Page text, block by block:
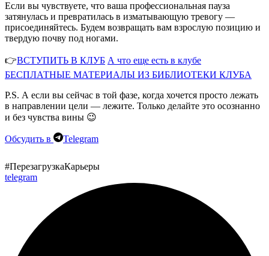
Если вы чувствуете, что ваша профессиональная пауза
затянулась и превратилась в изматывающую тревогу —
присоединяйтесь. Будем возвращать вам взрослую позицию и
твердую почву под ногами.
👉ВСТУПИТЬ В КЛУБ А что еще есть в клубе
БЕСПЛАТНЫЕ МАТЕРИАЛЫ ИЗ БИБЛИОТЕКИ КЛУБА
P.S. А если вы сейчас в той фазе, когда хочется просто лежать
в направлении цели — лежите. Только делайте это осознанно
и без чувства вины 😉
Обсудить в Telegram
#ПерезагрузкаКарьеры
telegram